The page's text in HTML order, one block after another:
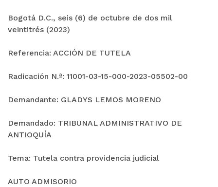
Bogotá D.C., seis (6) de octubre de dos mil
veintitrés (2023)
Referencia: ACCIÓN DE TUTELA
Radicación N.ª: 11001-03-15-000-2023-05502-00
Demandante: GLADYS LEMOS MORENO
Demandado: TRIBUNAL ADMINISTRATIVO DE
ANTIOQUÍA
Tema: Tutela contra providencia judicial
AUTO ADMISORIO